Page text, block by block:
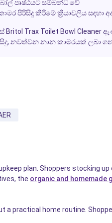
පෘෂ්ඨයට සම්බන්ධ වේ
පිරිසිදු කිරීමේ ක්‍රියාවලිය සඳහා
Britol Trax Toilet Bowl Cleaner
නවත්වන නාන කාමරයක් ලබා
plan. Shoppers stocking
the organic and homemade
a practical home routine.